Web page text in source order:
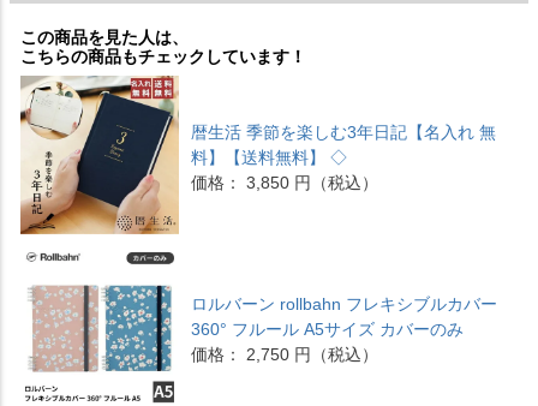
この商品を見た人は、
こちらの商品もチェックしています！
暦生活 季節を楽しむ3年日記【名入れ 無
料】【送料無料】 ◇
価格： 3,850 円（税込）
ロルバーン rollbahn フレキシブルカバー
360° フルール A5サイズ カバーのみ
価格： 2,750 円（税込）